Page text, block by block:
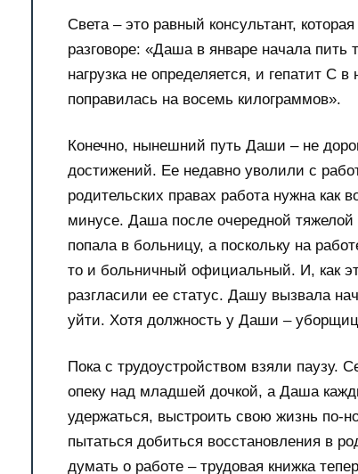
Света – это равный консультант,
разговоре: «Даша в январе начала пить
нагрузка не определяется, и гепатит С
поправилась на восемь килограммов».
Конечно, нынешний путь Даши – не
достижений. Ее недавно уволили с
родительских правах работа нужна как
минусе. Даша после очередной
попала в больницу, а поскольку на
то и больничный официальный. И, как
разгласили ее статус. Дашу вызвала
уйти. Хотя должность у Даши –
Пока с трудоустройством взяли
опеку над младшей дочкой, а Даша
удержаться, выстроить свою жизнь по-
пытаться добиться восстановления в
думать о работе – трудовая книжка